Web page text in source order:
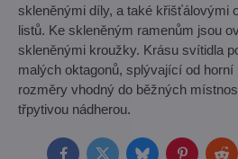
skleněnými díly, a také křišťálovými
listů. Ke skleněným ramenům jsou
skleněnými kroužky. Krásu svítidla
malých oktagonů, splývající od
rozměry vhodný do běžných
třpytivou nádherou.